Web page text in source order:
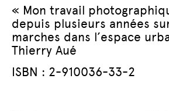
« Mon travail
depuis plusieurs années
marches dans l’espace
Thierry Aué
ISBN : 2-910036-33-2